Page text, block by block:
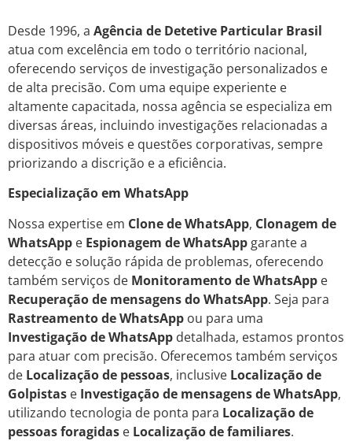
Desde 1996, a Agência de Detetive Particular Brasil
atua com excelência em todo o território nacional,
oferecendo serviços de investigação personalizados e
de alta precisão. Com uma equipe experiente e
altamente capacitada, nossa agência se especializa em
diversas áreas, incluindo investigações relacionadas a
dispositivos móveis e questões corporativas, sempre
priorizando a discrição e a eficiência.
Especialização em WhatsApp
Nossa expertise em Clone de WhatsApp, Clonagem de
WhatsApp e Espionagem de WhatsApp garante a
detecção e solução rápida de problemas, oferecendo
também serviços de Monitoramento de WhatsApp e
Recuperação de mensagens do WhatsApp. Seja para
Rastreamento de WhatsApp ou para uma
Investigação de WhatsApp detalhada, estamos prontos
para atuar com precisão. Oferecemos também serviços
de Localização de pessoas, inclusive Localização de
Golpistas e Investigação de mensagens de WhatsApp,
utilizando tecnologia de ponta para Localização de
pessoas foragidas e Localização de familiares.